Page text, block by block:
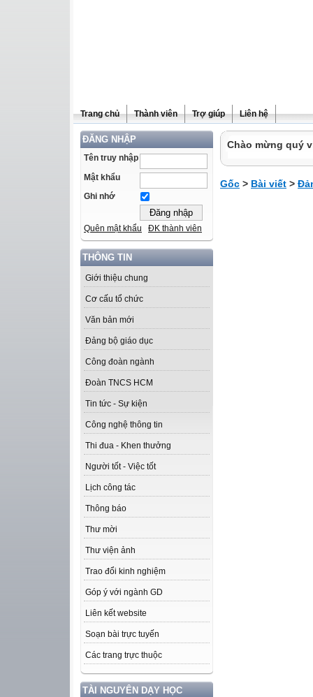
Trang chủ Thành viên Trợ giúp Liên hệ
ĐĂNG NHẬP
Tên truy nhập
Mật khẩu
Ghi nhớ
Quên mật khẩu ĐK thành viên
THÔNG TIN
Giới thiệu chung
Cơ cấu tổ chức
Văn bản mới
Đảng bộ giáo dục
Công đoàn ngành
Đoàn TNCS HCM
Tin tức - Sự kiện
Công nghệ thông tin
Thi đua - Khen thưởng
Người tốt - Việc tốt
Lịch công tác
Thông báo
Thư mời
Thư viện ảnh
Trao đổi kinh nghiệm
Góp ý với ngành GD
Liên kết website
Soạn bài trực tuyến
Các trang trực thuộc
TÀI NGUYÊN DẠY HỌC
Chào mừng quý
Gốc > Bài viết >